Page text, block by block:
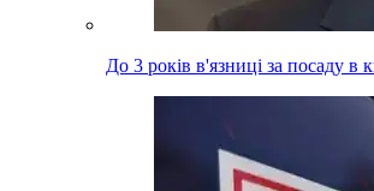
До 3 років в'язниці за посаду